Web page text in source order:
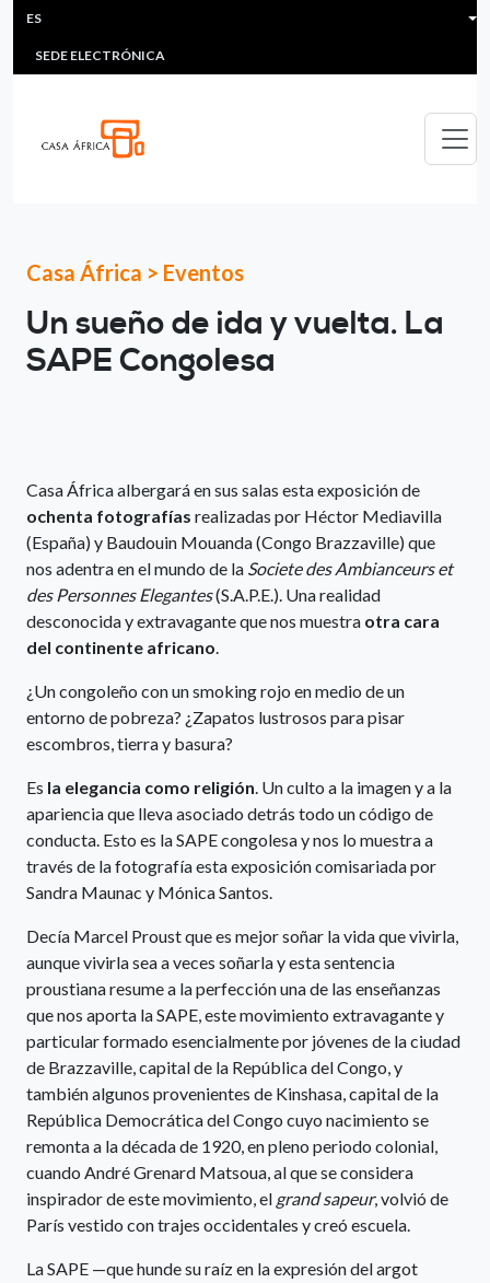
Pasar al contenido principal
HEADER MENU
MULTIMEDIA
SEDE ELECTRÓNICA
ES
Casa África > Eventos
Un sueño de ida y vuelta. La
SAPE Congolesa
Casa África albergará en sus salas esta exposición de
ochenta fotografías realizadas por Héctor Mediavilla
(España) y Baudouin Mouanda (Congo Brazzaville) que
nos adentra en el mundo de la Societe des Ambianceurs et
des Personnes Elegantes(S.A.P.E.). Una realidad
desconocida y extravagante que nos muestra otra cara
del continente africano.
¿Un congoleño con un smoking rojo en medio de un
entorno de pobreza? ¿Zapatos lustrosos para pisar
escombros, tierra y basura?
Es la elegancia como religión. Un culto a la imagen y a la
apariencia que lleva asociado detrás todo un código de
conducta. Esto es la SAPE congolesa y nos lo muestra a
través de la fotografía esta exposición comisariada por
Sandra Maunac y Mónica Santos.
Decía Marcel Proust que es mejor soñar la vida que vivirla,
aunque vivirla sea a veces soñarla y esta sentencia
proustiana resume a la perfección una de las enseñanzas
que nos aporta la SAPE, este movimiento extravagante y
particular formado esencialmente por jóvenes de la ciudad
de Brazzaville, capital de la República del Congo, y
también algunos provenientes de Kinshasa, capital de la
República Democrática del Congo cuyo nacimiento se
remonta a la década de 1920, en pleno periodo colonial,
cuando André Grenard Matsoua, al que se considera
inspirador de este movimiento, el grand sapeur, volvió de
París vestido con trajes occidentales y creó escuela.
La SAPE —que hunde su raíz en la expresión del argot